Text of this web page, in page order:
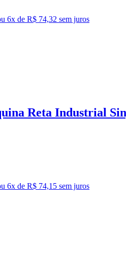
6x de R$ 74,32 sem juros
Reta Industrial
6x de R$ 74,15 sem juros